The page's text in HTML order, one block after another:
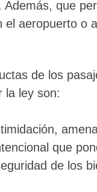
Además, que
el aeropuerto o
de los
la ley son:
que
de los